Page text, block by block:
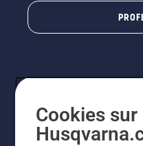
Cookies sur